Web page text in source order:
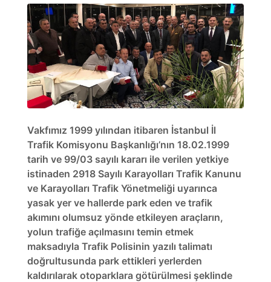
Vakfımız 1999 yılından itibaren İstanbul İl
Trafik Komisyonu Başkanlığı’nın 18.02.1999
tarih ve 99/03 sayılı kararı ile verilen yetkiye
istinaden 2918 Sayılı Karayolları Trafik Kanunu
ve Karayolları Trafik Yönetmeliği uyarınca
yasak yer ve hallerde park eden ve trafik
akımını olumsuz yönde etkileyen araçların,
yolun trafiğe açılmasını temin etmek
maksadıyla Trafik Polisinin yazılı talimatı
doğrultusunda park ettikleri yerlerden
kaldırılarak otoparklara götürülmesi şeklinde